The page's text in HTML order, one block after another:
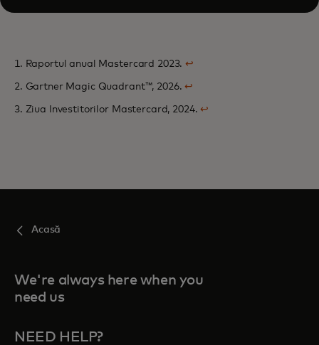
1. Raportul anual Mastercard 2023.↩
2. Gartner Magic Quadrant™, 2026.↩
3. Ziua Investitorilor Mastercard, 2024.↩
Acasă
We're always here when you
need us
NEED HELP?